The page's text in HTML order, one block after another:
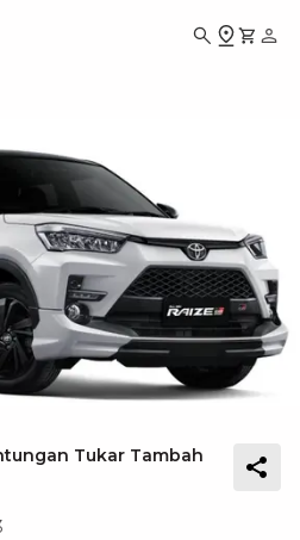
Tukar Tambah